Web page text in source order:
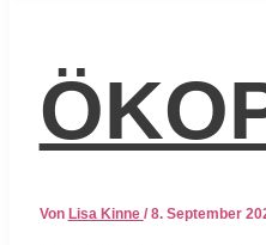
Von Lisa Kinne / 8. September